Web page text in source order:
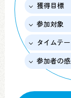
獲得目標
参加対象
タイムテ
参加者の